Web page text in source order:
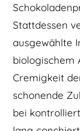
Stattdessen
ausgewählte
biologischem
Cremigkeit
schonende
bei